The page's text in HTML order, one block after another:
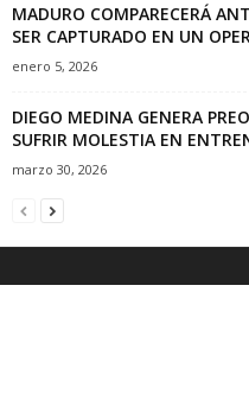
MADURO COMPARECERÁ
SER CAPTURADO EN UN
enero 5, 2026
DIEGO MEDINA GENERA
SUFRIR MOLESTIA EN
marzo 30, 2026